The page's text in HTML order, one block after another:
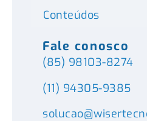
Conteúdos
Fale conosco
(85) 98103-8274
(11) 94305-9385